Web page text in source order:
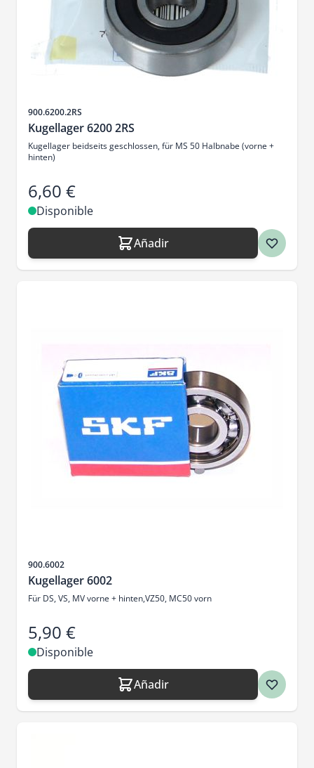
SKU
900.6200.2RS
Kugellager 6200 2RS
Kugellager beidseits geschlossen, für MS 50 Halbnabe (vorne +
hinten)
6,60 €
Disponible
Añadir
SKU
900.6002
Kugellager 6002
Für DS, VS, MV vorne + hinten,VZ50, MC50 vorn
5,90 €
Disponible
Añadir